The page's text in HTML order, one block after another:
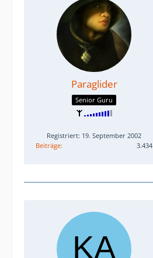
Paraglider
Senior Guru
Registriert: 19. September 2002
Beiträge
3.434